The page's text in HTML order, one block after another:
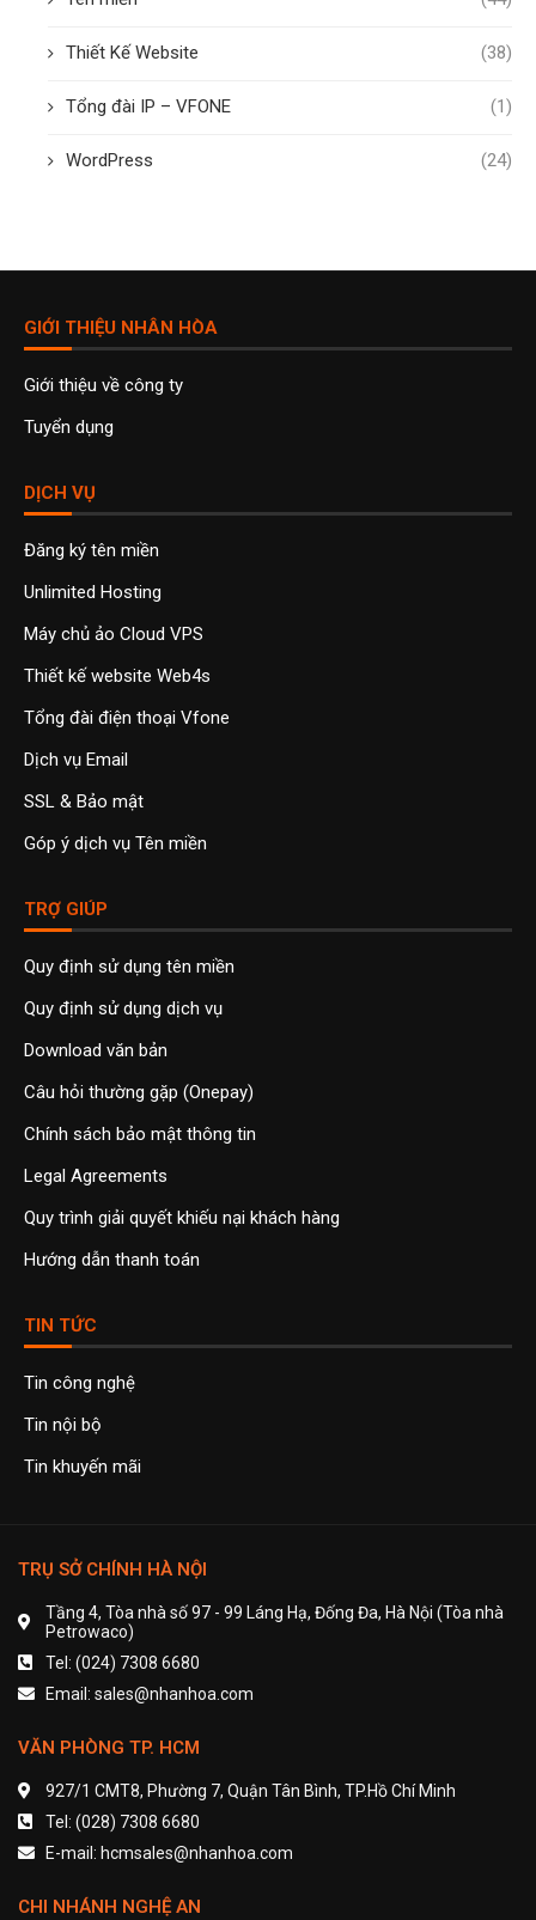
Thiết Kế Website (38)
Tổng đài IP – VFONE (1)
WordPress (24)
GIỚI THIỆU NHÂN HÒA
Giới thiệu về công ty
Tuyển dụng
DỊCH VỤ
Đăng ký tên miền
Unlimited Hosting
Máy chủ ảo Cloud VPS
Thiết kế website Web4s
Tổng đài điện thoại Vfone
Dịch vụ Email
SSL & Bảo mật
Góp ý dịch vụ Tên miền
TRỢ GIÚP
Quy định sử dụng tên miền
Quy định sử dụng dịch vụ
Download văn bản
Câu hỏi thường gặp (Onepay)
Chính sách bảo mật thông tin
Legal Agreements
Quy trình giải quyết khiếu nại khách hàng
Hướng dẫn thanh toán
TIN TỨC
Tin công nghệ
Tin nội bộ
Tin khuyến mãi
TRỤ SỞ CHÍNH HÀ NỘI
Tầng 4, Tòa nhà số 97 - 99 Láng Hạ, Đống Đa, Hà Nội (Tòa nhà
Petrowaco)
Tel: (024) 7308 6680
Email: sales@nhanhoa.com
VĂN PHÒNG TP. HCM
927/1 CMT8, Phường 7, Quận Tân Bình, TP.Hồ Chí Minh
Tel: (028) 7308 6680
E-mail: hcmsales@nhanhoa.com
CHI NHÁNH NGHỆ AN